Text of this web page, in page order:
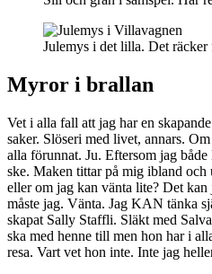
Julemys i det lilla. Det räcker
Myror i brallan
Vet i alla fall att jag har en
saker. Slöseri med livet, annars.
alla förunnat. Ju. Eftersom jag
ske. Maken tittar på mig ibland och
eller om jag kan vänta lite? Det
måste jag. Vänta. Jag KAN tänka
skapat Sally Staffli. Släkt med
ska med henne till men hon har i
resa. Vart vet hon inte. Inte jag